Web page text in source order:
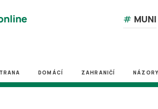
# MUNI
DOMÁCÍ ZAHRANIČÍ NÁZORY